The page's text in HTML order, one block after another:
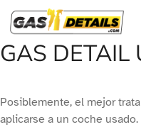
GAS DETAIL
Posiblemente, el mejor
aplicarse a un coche usado.